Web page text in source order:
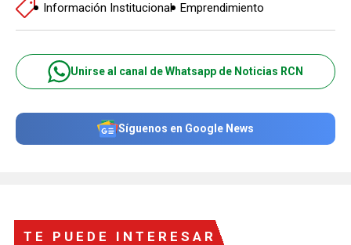
Información Institucional Emprendimiento
Unirse al canal de Whatsapp de Noticias RCN
Síguenos en Google News
TE PUEDE INTERESAR